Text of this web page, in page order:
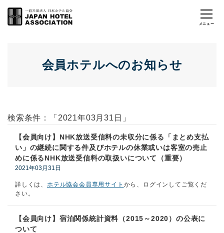
会員ホテルへのお知らせ
検索条件：「2021年03月31日」
【会員向け】NHK放送受信料の未収分に係る「まとめ支払
い」の継続に関する件及びホテルの休業或いは客室の売止
めに係るNHK放送受信料の取扱いについて（重要）
2021年03月31日
詳しくは、 ホテル協会会員専用サイト から、ログインしてご覧くだ
さい。
【会員向け】宿泊関係統計資料（2015～2020）の公表に
ついて